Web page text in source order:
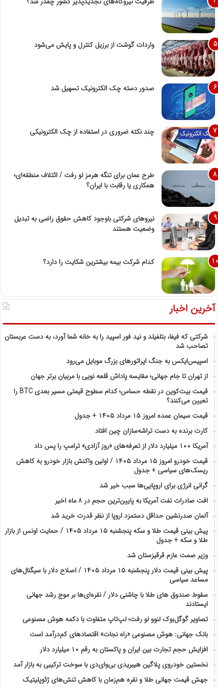
واردات گوشت از برزیل کنترل و پایش می‌شود
صدور دسته چک الکترونیک تسهیل شد
چند نکته ضروری در استفاده از چک الکترونیکی
طرح عمان برای تنگه هرمز لو رفت / ائتلاف منطقه‌ای؛
همکاری یا رقابت با ایران؟
نیروهای شرکتی باوجود کاهش حقوق راضی به تبدیل
وضعیت هستند
کدام شرکت بیمه بیشترین شکایت را دارد؟
آخرین اخبار
شرکتی که فیفا، بتلفیلد و نید فور اسپید را به خانه شما آورد، به دست عربستان
تصاحب شد
اسپیس‌ایکس به جنگ اپراتورهای بزرگ موبایل می‌رود
از تهران تا جام جهانی؛ مقایسه پاداش قلعه نویی با مربیان برتر جهان
قیمت بیت‌کوین در نقطه حساس؛ کدام سطوح قیمتی مسیر بعدی BTC را
تعیین می‌کنند؟
قیمت سیمان عمده امروز ۱۵ مرداد ۱۴۰۵ + جدول
کارت برنده به دست تراشه‌سازان چین افتاد
آمریکا ۱۰۰ میلیارد دلار از تعرفه‌های «روز آزادی» ترامپ را پس داد
قیمت خودرو امروز ۱۵ مرداد ۱۴۰۵ / اولین واکنش بازار خودرو به کاهش
ریسک‌های سیاسی + جدول
گرانی انرژی برای اروپایی‌ها سبب خیر شد
افت صادرات نفت آمریکا به پایین‌ترین حجم در ۸ ماه اخیر
آلمان صدرنشین حداقل دستمزد اروپا از نظر قدرت خرید شد
پیش‌ بینی قیمت طلا و سکه پنجشنبه ۱۵ مرداد ۱۴۰۵ / حمایت اونس از بازار
طلا و سکه + جدول
وزیر صمت عازم قرقیزستان شد
پیش ‌بینی قیمت دلار پنجشنبه ۱۵ مرداد ۱۴۰۵ / اصلاح دلار با سیگنال‌های
مساعد سیاسی
سقوط صندوق های طلا با چاشنی دلار / نقره‌ای‌ها بر موج رشد جهانی
ایستادند
تصاویر گوگل‌بوک لنوو لو رفت؛ لپ‌تاپ متفاوت با دکمه هوش مصنوعی
بانک جهانی: هوش مصنوعی «راه نجات» اقتصادهای کم‌درآمد است
افزایش حجم تجارت بین ایران و پاکستان به رقم ۱۰ میلیارد دلار
نخستین خودروی پلاگین هیبریدی بی‌وای‌دی با سوخت ترکیبی به بازار آمد
جهش قیمت جهانی طلا و نقره هم‌زمان با کاهش تنش‌های ژئوپلیتیک